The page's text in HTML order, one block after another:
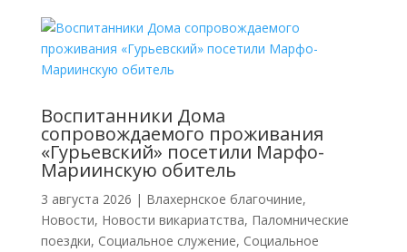
Воспитанники Дома
сопровождаемого проживания
«Гурьевский» посетили Марфо-
Мариинскую обитель
3 августа 2026 | Влахернское благочиние,
Новости, Новости викариатства, Паломнические
поездки, Социальное служение, Социальное